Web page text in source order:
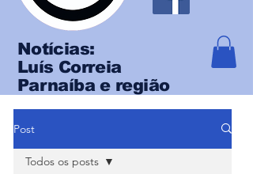
Notícias:
Luís Correia
Parnaíba e região
Post
Todos os posts